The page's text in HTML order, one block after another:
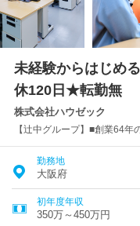
未経験からはじめ
休120日★転勤無
株式会社ハウゼック
【辻中グループ】■創業64
勤務地
大阪府
初年度年収
350万～450万円